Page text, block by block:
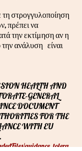
τη στρογγυλοποίηση
πρέπει να
την εκτίμηση αν η
ανάλυση είναι
HEALTH AND
GENERAL
DOCUMENT
FOR THE
WITH EU
guidance_tolera